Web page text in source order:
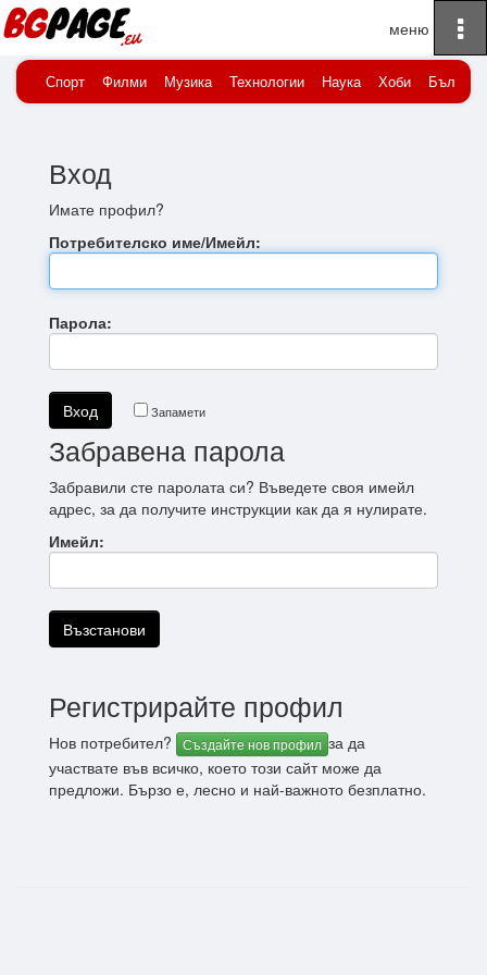
Начало Вход
Спорт Филми Музика Технологии Наука Хоби
Вход
Имате профил?
Потребителско име/Имейл:
Парола:
Запамети
Забравена парола
Забравили сте паролата си? Въведете своя имейл
адрес, за да получите инструкции как да я нулирате.
Имейл:
Регистрирайте профил
Нов потребител? Създайте нов профил за да
участвате във всичко, което този сайт може да
предложи. Бързо е, лесно и най-важното безплатно.